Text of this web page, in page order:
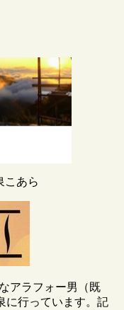
こあら
アラフォー男（既
に行っています。記